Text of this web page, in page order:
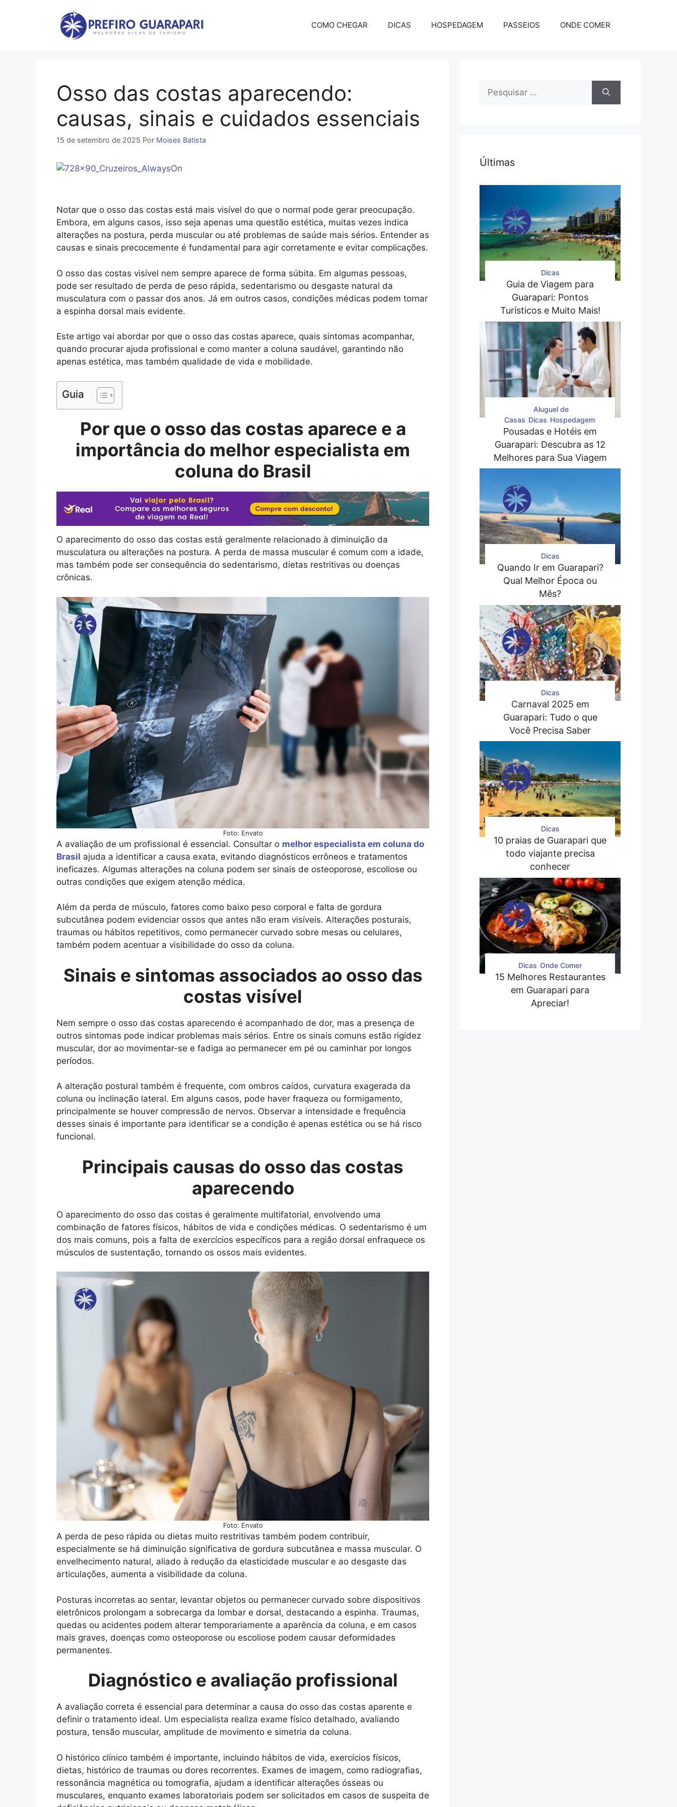
COMO CHEGAR DICAS HOSPEDAGEM PASSEIOS ONDE COMER
Osso das costas aparecendo:
causas, sinais e cuidados essenciais
15 de setembro de 2025 Por Moises Batista
Notar que o osso das costas está mais visível do que o normal pode gerar preocupação.
Embora, em alguns casos, isso seja apenas uma questão estética, muitas vezes indica
alterações na postura, perda muscular ou até problemas de saúde mais sérios. Entender as
causas e sinais precocemente é fundamental para agir corretamente e evitar complicações.
O osso das costas visível nem sempre aparece de forma súbita. Em algumas pessoas,
pode ser resultado de perda de peso rápida, sedentarismo ou desgaste natural da
musculatura com o passar dos anos. Já em outros casos, condições médicas podem tornar
a espinha dorsal mais evidente.
Este artigo vai abordar por que o osso das costas aparece, quais sintomas acompanhar,
quando procurar ajuda profissional e como manter a coluna saudável, garantindo não
apenas estética, mas também qualidade de vida e mobilidade.
Guia
Por que o osso das costas aparece e a
importância do melhor especialista em
coluna do Brasil
O aparecimento do osso das costas está geralmente relacionado à diminuição da
musculatura ou alterações na postura. A perda de massa muscular é comum com a idade,
mas também pode ser consequência do sedentarismo, dietas restritivas ou doenças
crônicas.
Foto: Envato
A avaliação de um profissional é essencial. Consultar o melhor especialista em coluna do
Brasil ajuda a identificar a causa exata, evitando diagnósticos errôneos e tratamentos
ineficazes. Algumas alterações na coluna podem ser sinais de osteoporose, escoliose ou
outras condições que exigem atenção médica.
Além da perda de músculo, fatores como baixo peso corporal e falta de gordura
subcutânea podem evidenciar ossos que antes não eram visíveis. Alterações posturais,
traumas ou hábitos repetitivos, como permanecer curvado sobre mesas ou celulares,
também podem acentuar a visibilidade do osso da coluna.
Sinais e sintomas associados ao osso das
costas visível
Nem sempre o osso das costas aparecendo é acompanhado de dor, mas a presença de
outros sintomas pode indicar problemas mais sérios. Entre os sinais comuns estão rigidez
muscular, dor ao movimentar-se e fadiga ao permanecer em pé ou caminhar por longos
períodos.
A alteração postural também é frequente, com ombros caídos, curvatura exagerada da
coluna ou inclinação lateral. Em alguns casos, pode haver fraqueza ou formigamento,
principalmente se houver compressão de nervos. Observar a intensidade e frequência
desses sinais é importante para identificar se a condição é apenas estética ou se há risco
funcional.
Principais causas do osso das costas
aparecendo
O aparecimento do osso das costas é geralmente multifatorial, envolvendo uma
combinação de fatores físicos, hábitos de vida e condições médicas. O sedentarismo é um
dos mais comuns, pois a falta de exercícios específicos para a região dorsal enfraquece os
músculos de sustentação, tornando os ossos mais evidentes.
Foto: Envato
A perda de peso rápida ou dietas muito restritivas também podem contribuir,
especialmente se há diminuição significativa de gordura subcutânea e massa muscular. O
envelhecimento natural, aliado à redução da elasticidade muscular e ao desgaste das
articulações, aumenta a visibilidade da coluna.
Posturas incorretas ao sentar, levantar objetos ou permanecer curvado sobre dispositivos
eletrônicos prolongam a sobrecarga da lombar e dorsal, destacando a espinha. Traumas,
quedas ou acidentes podem alterar temporariamente a aparência da coluna, e em casos
mais graves, doenças como osteoporose ou escoliose podem causar deformidades
permanentes.
Diagnóstico e avaliação profissional
A avaliação correta é essencial para determinar a causa do osso das costas aparente e
definir o tratamento ideal. Um especialista realiza exame físico detalhado, avaliando
postura, tensão muscular, amplitude de movimento e simetria da coluna.
O histórico clínico também é importante, incluindo hábitos de vida, exercícios físicos,
dietas, histórico de traumas ou dores recorrentes. Exames de imagem, como radiografias,
ressonância magnética ou tomografia, ajudam a identificar alterações ósseas ou
musculares, enquanto exames laboratoriais podem ser solicitados em casos de suspeita de
Pesquisar
Últimas
Dicas
Guia de Viagem para
Guarapari: Pontos
Turísticos e Muito Mais!
Aluguel de
Casas Dicas Hospedagem
Pousadas e Hotéis em
Guarapari: Descubra as 12
Melhores para Sua Viagem
Dicas
Quando Ir em Guarapari?
Qual Melhor Época ou
Mês?
Dicas
Carnaval 2025 em
Guarapari: Tudo o que
Você Precisa Saber
Dicas
10 praias de Guarapari que
todo viajante precisa
conhecer
Dicas Onde Comer
15 Melhores Restaurantes
em Guarapari para
Apreciar!